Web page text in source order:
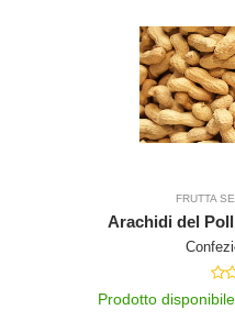
FRUTTA
Arachidi del
Prodotto